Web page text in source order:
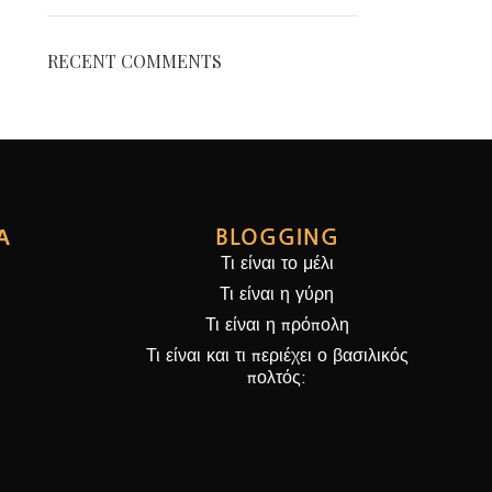
RECENT COMMENTS
BLOGGING
Τι είναι το μέλι
Τι είναι η γύρη
Τι είναι η πρόπολη
Τι είναι και τι περιέχει ο βασιλικός
πολτός: